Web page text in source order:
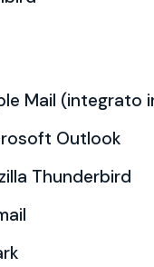
Mail (integrato
Outlook
Thunderbird